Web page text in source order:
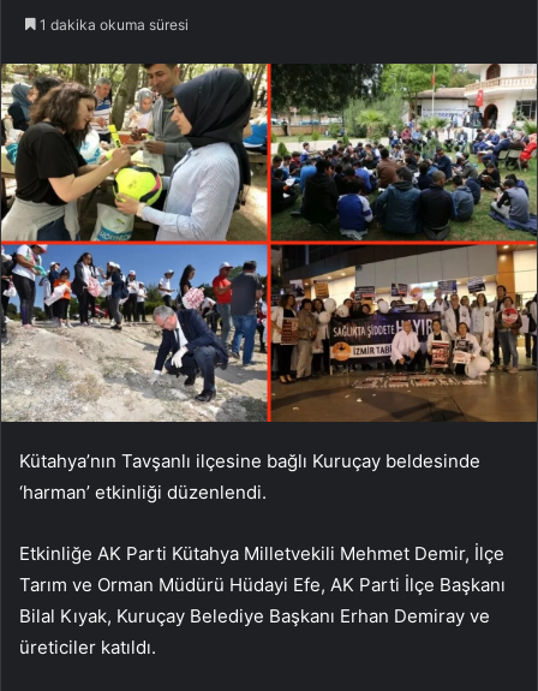
1 dakika okuma süresi
Kütahya’nın Tavşanlı ilçesine bağlı Kuruçay beldesinde
‘harman’ etkinliği düzenlendi.
Etkinliğe AK Parti Kütahya Milletvekili Mehmet Demir, İlçe
Tarım ve Orman Müdürü Hüdayi Efe, AK Parti İlçe Başkanı
Bilal Kıyak, Kuruçay Belediye Başkanı Erhan Demiray ve
üreticiler katıldı.